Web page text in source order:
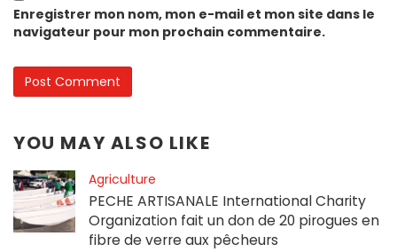
Enregistrer mon nom, mon e-mail et mon site dans le
navigateur pour mon prochain commentaire.
YOU MAY ALSO LIKE
Agriculture
PECHE ARTISANALE International Charity
Organization fait un don de 20 pirogues en
fibre de verre aux pêcheurs